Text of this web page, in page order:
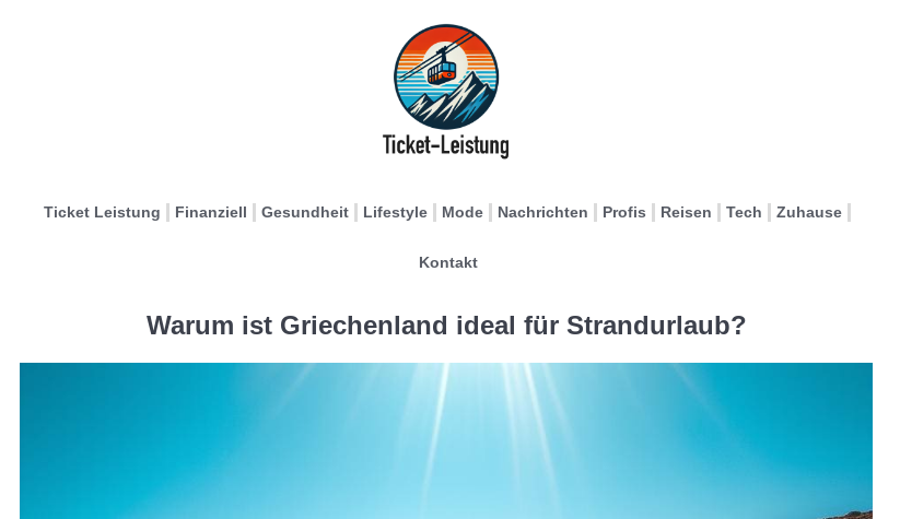
Ticket Leistung Finanziell Gesundheit Lifestyle Mode Nachrichten Profis Reisen Tech Zuhause
Kontakt
Warum ist Griechenland ideal für Strandurlaub?